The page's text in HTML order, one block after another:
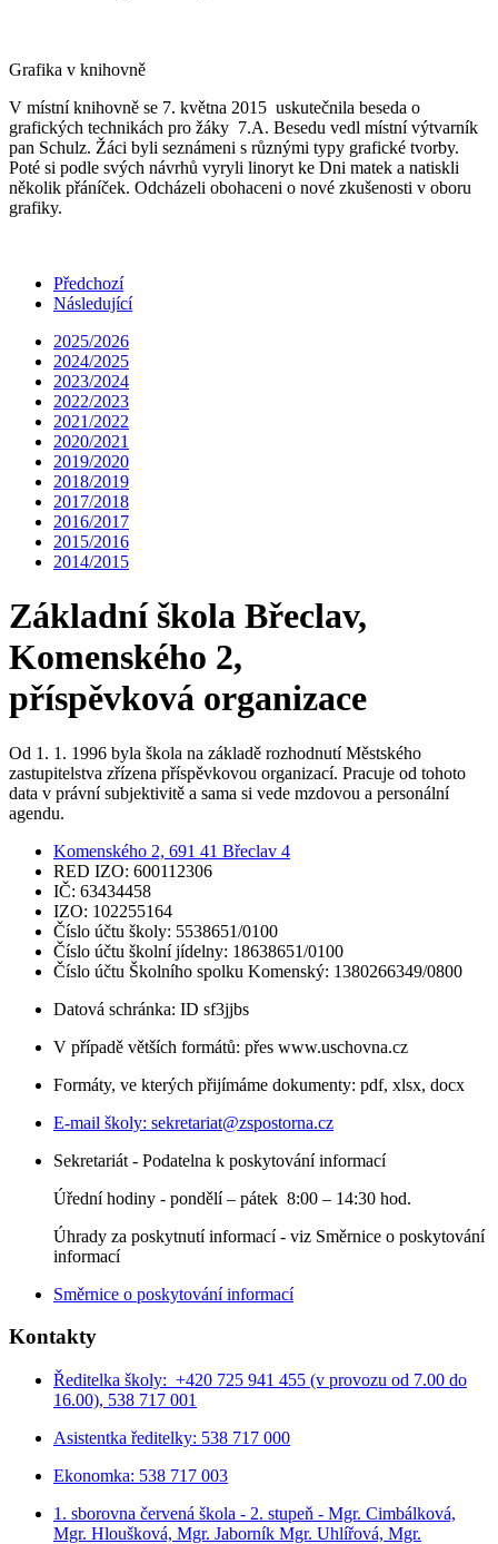
Grafika v knihovně
V místní knihovně se 7. května 2015 uskutečnila beseda o
grafických technikách pro žáky 7.A. Besedu vedl místní výtvarník
pan Schulz. Žáci byli seznámeni s různými typy grafické tvorby.
Poté si podle svých návrhů vyryli linoryt ke Dni matek a natiskli
několik přáníček. Odcházeli obohaceni o nové zkušenosti v oboru
grafiky.
Předchozí
Následující
2025/2026
2024/2025
2023/2024
2022/2023
2021/2022
2020/2021
2019/2020
2018/2019
2017/2018
2016/2017
2015/2016
2014/2015
Základní škola Břeclav,
Komenského 2,
příspěvková organizace
Od 1. 1. 1996 byla škola na základě rozhodnutí Městského
zastupitelstva zřízena příspěvkovou organizací. Pracuje od tohoto
data v právní subjektivitě a sama si vede mzdovou a personální
agendu.
Komenského 2, 691 41 Břeclav 4
RED IZO: 600112306
IČ: 63434458
IZO: 102255164
Číslo účtu školy: 5538651/0100
Číslo účtu školní jídelny: 18638651/0100
Číslo účtu Školního spolku Komenský: 1380266349/0800
Datová schránka: ID sf3jjbs
V případě větších formátů: přes www.uschovna.cz
Formáty, ve kterých přijímáme dokumenty: pdf, xlsx, docx
E-mail školy: sekretariat@zspostorna.cz
Sekretariát - Podatelna k poskytování informací
Úřední hodiny - pondělí – pátek 8:00 – 14:30 hod.
Úhrady za poskytnutí informací - viz Směrnice o poskytování
informací
Směrnice o poskytování informací
Kontakty
Ředitelka školy: +420 725 941 455 (v provozu od 7.00 do
16.00), 538 717 001
Asistentka ředitelky: 538 717 000
Ekonomka: 538 717 003
1. sborovna červená škola - 2. stupeň - Mgr. Cimbálková,
Mgr. Hloušková, Mgr. Jaborník Mgr. Uhlířová, Mgr.